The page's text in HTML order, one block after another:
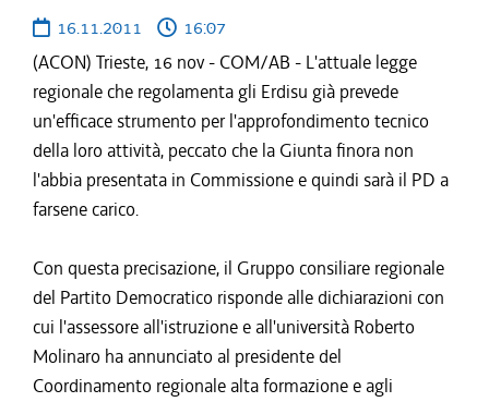
16.11.2011
16:07
(ACON) Trieste, 16 nov - COM/AB - L'attuale legge
regionale che regolamenta gli Erdisu già prevede
un'efficace strumento per l'approfondimento tecnico
della loro attività, peccato che la Giunta finora non
l'abbia presentata in Commissione e quindi sarà il PD a
farsene carico.
Con questa precisazione, il Gruppo consiliare regionale
del Partito Democratico risponde alle dichiarazioni con
cui l'assessore all'istruzione e all'università Roberto
Molinaro ha annunciato al presidente del
Coordinamento regionale alta formazione e agli